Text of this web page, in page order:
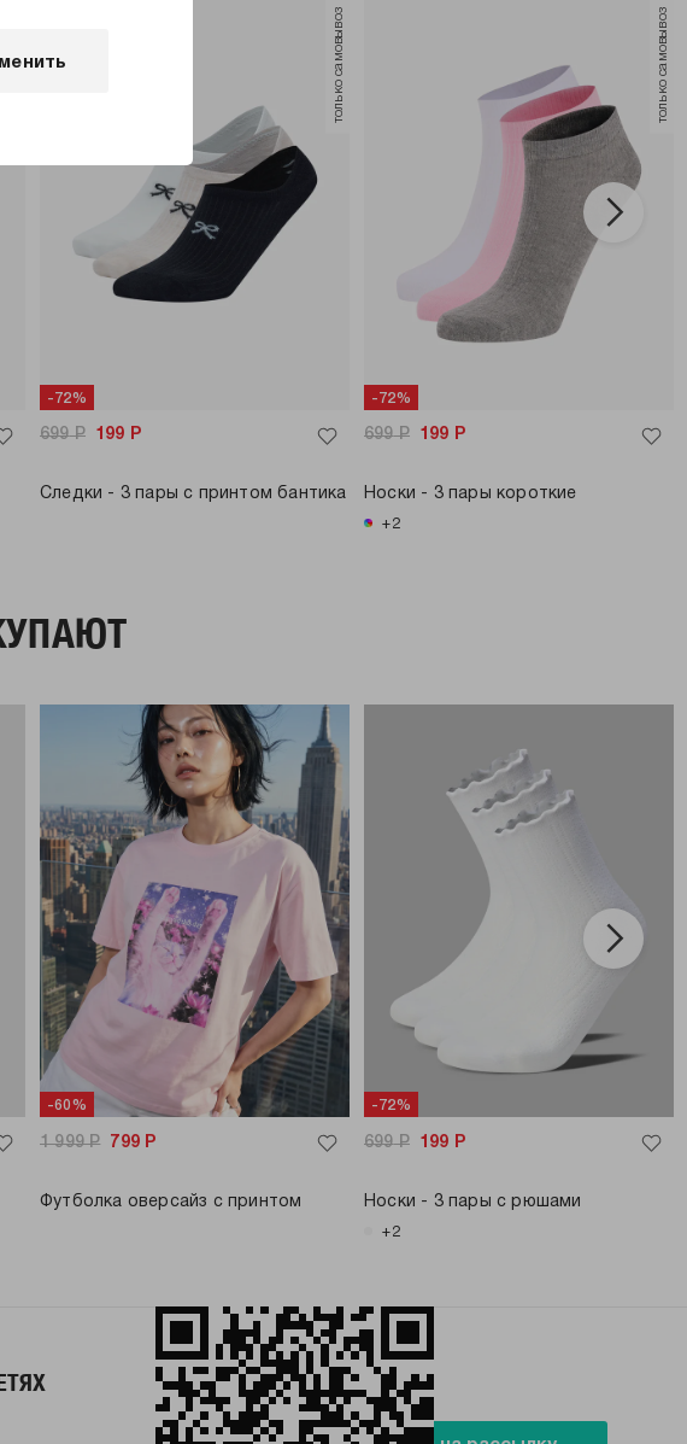
только самовывоз
-72%
только самовывоз
699Р 199 Р
Следки - 3 пары с принтом бантика
-72%
только самовывоз
699Р 199 Р
Носки - 3 пары короткие
+2
-60%
1 999Р 799 Р
Футболка оверсайз с принтом
-72%
699Р 199 Р
Носки - 3 пары с рюшами
+2
БУДЬ В ТРЕНДЕ